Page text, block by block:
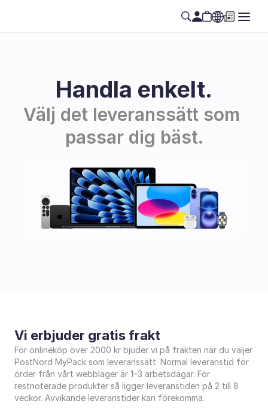
Handla enkelt.
Välj det leveranssätt som
passar dig bäst.
Vi erbjuder gratis frakt
För onlineköp över 2000 kr bjuder vi på frakten när du väljer
PostNord MyPack som leveranssätt. Normal leveranstid för
order från vårt webblager är 1–3 arbetsdagar. För
restnoterade produkter så ligger leveranstiden på 2 till 8
veckor. Avvikande leveranstider kan förekomma.